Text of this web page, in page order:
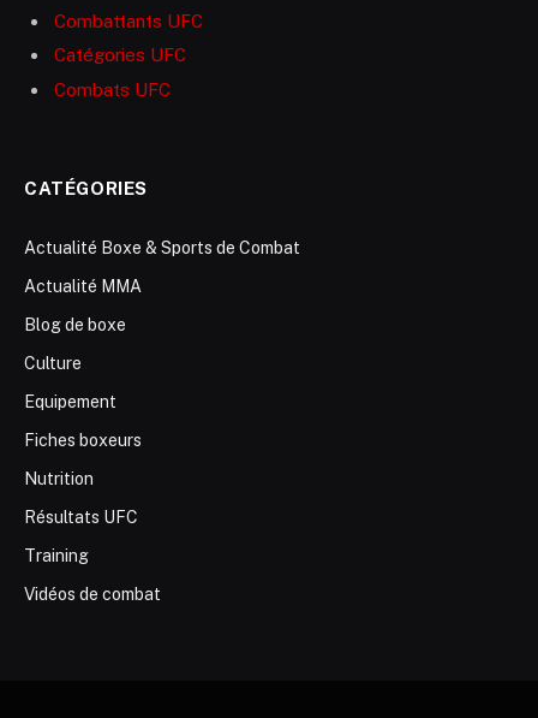
Combattants UFC
Catégories UFC
Combats UFC
CATÉGORIES
Actualité Boxe & Sports de Combat
Actualité MMA
Blog de boxe
Culture
Equipement
Fiches boxeurs
Nutrition
Résultats UFC
Training
Vidéos de combat